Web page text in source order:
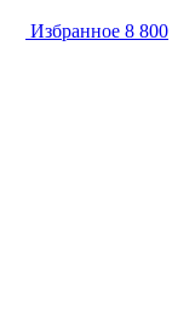
Избранное 8 800